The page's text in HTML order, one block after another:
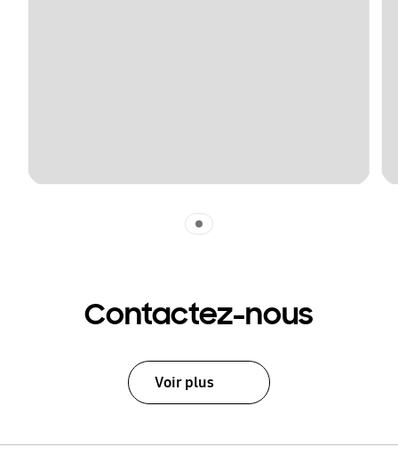
Contactez-nous
Voir plus